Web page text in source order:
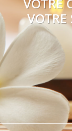
VOTRE
VOTRE